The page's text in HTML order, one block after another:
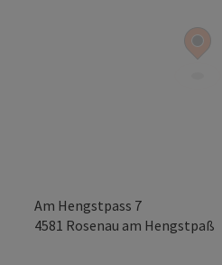
Am Hengstpass 7
4581 Rosenau am Hengstpaß